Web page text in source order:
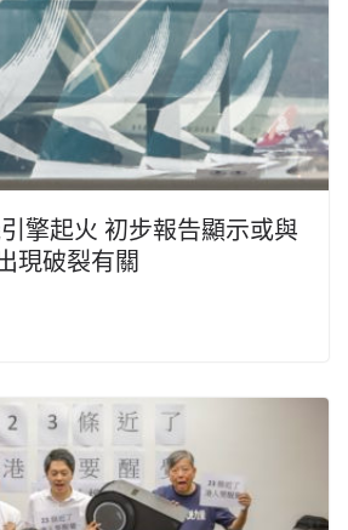
擎起火 初步報告顯示或與
現破裂有關